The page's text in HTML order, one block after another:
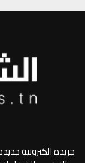
جريدة الكترونية